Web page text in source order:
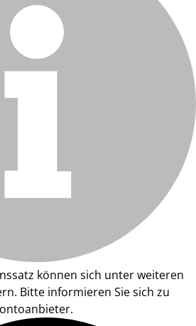
können sich unter weiteren
Bitte informieren Sie sich zu